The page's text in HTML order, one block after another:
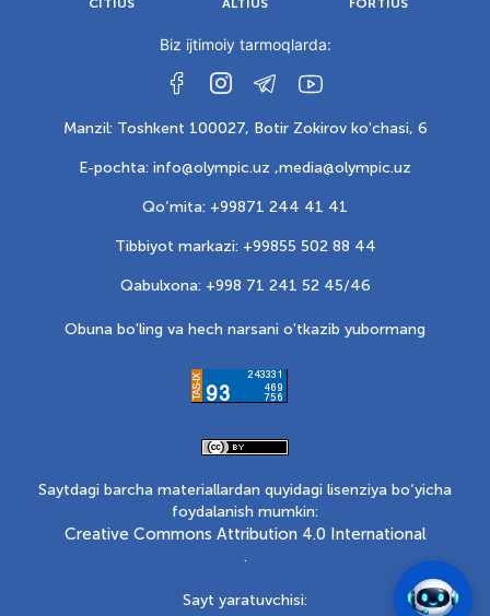
CITIUS ALTIUS FORTIUS
Biz ijtimoiy tarmoqlarda:
Manzil: Toshkent 100027, Botir Zokirov ko'chasi, 6
E-pochta: info@olympic.uz ,media@olympic.uz
Qo‘mita: +99871 244 41 41
Tibbiyot markazi: +99855 502 88 44
Qabulxona: +998 71 241 52 45/46
Obuna bo'ling va hech narsani o'tkazib yubormang
Saytdagi barcha materiallardan quyidagi lisenziya bo‘yicha
foydalanish mumkin:
Creative Commons Attribution 4.0 International
.
Sayt yaratuvchisi: